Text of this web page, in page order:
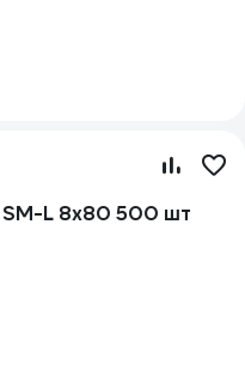
L 8х80 500 шт